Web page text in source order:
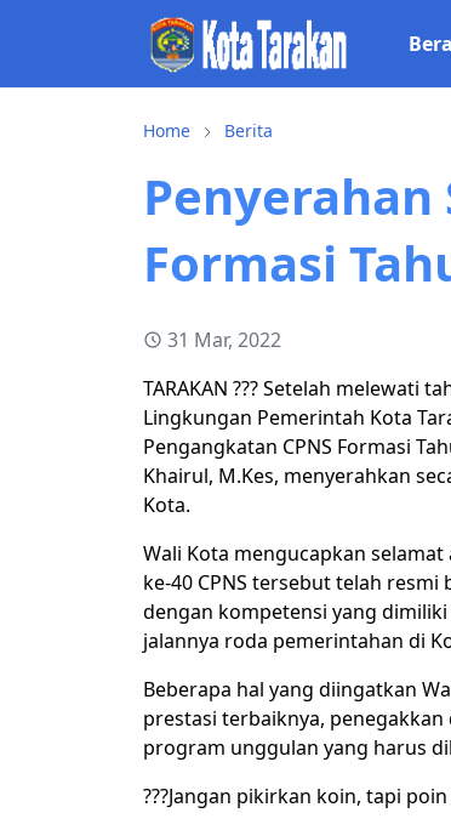
Home Berita
Penyerahan
Formasi
31 Mar, 2022
TARAKAN ??? Setelah melewati
Lingkungan Pemerintah Kota
Pengangkatan CPNS Formasi
Khairul, M.Kes, menyerahkan
Kota.
Wali Kota mengucapkan
ke-40 CPNS tersebut telah
dengan kompetensi yang
jalannya roda pemerintahan di
Beberapa hal yang diingatkan
prestasi terbaiknya,
program unggulan yang harus
???Jangan pikirkan koin, tapi